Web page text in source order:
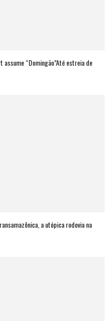
assume “Domingão”Até estreia de
a utópica rodovia na